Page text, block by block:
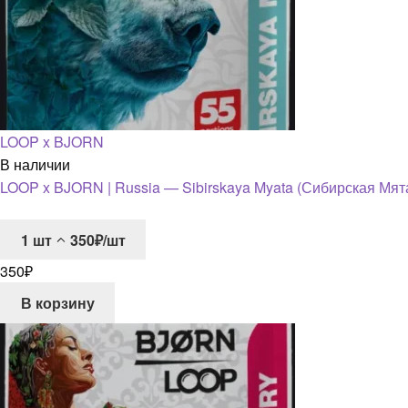
LOOP x BJORN
В наличии
LOOP x BJORN | Russia — Sibirskaya Myata (Сибирская
1 шт
350₽/шт
350₽
В корзину